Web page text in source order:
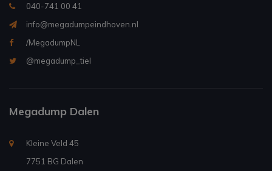
040-741 00 41
info@megadumpeindhoven.nl
/MegadumpNL
@megadump_tiel
Megadump Dalen
Kleine Veld 45
7751 BG Dalen